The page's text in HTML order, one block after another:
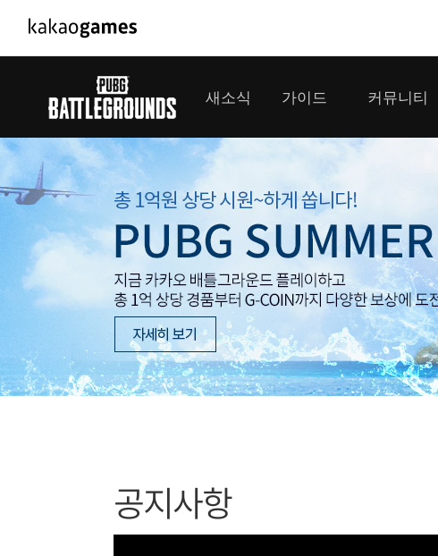
PC/모바일게임
도깨비의세계
오딘: 발할라 라이징
아키에이지 워
아레스 : 라이즈 오브 가디언즈
배틀그라운드
패스 오브 엑자일
새소식
공지사항
GM소식
이벤트
업데이트
대회소식
가이드
게임 가이드
커뮤니티
미디어 게시판
클랜 라운지
모집 게시판
공지사항